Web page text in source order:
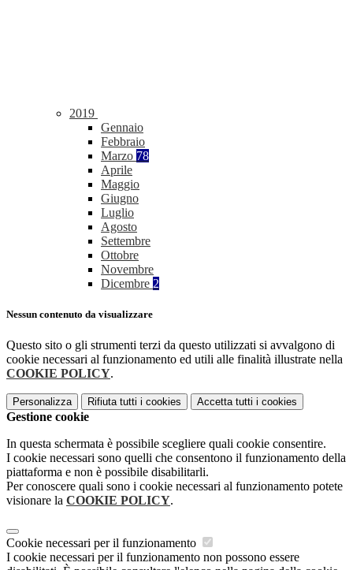
2019
Gennaio
Febbraio
Marzo 78
Aprile
Maggio
Giugno
Luglio
Agosto
Settembre
Ottobre
Novembre
Dicembre 2
Nessun contenuto da visualizzare
Questo sito o gli strumenti terzi da questo utilizzati si avvalgono di
cookie necessari al funzionamento ed utili alle finalità illustrate nella
COOKIE POLICY.
Personalizza Rifiuta tutti i cookies Accetta tutti i cookies
Gestione cookie
In questa schermata è possibile scegliere quali cookie consentire.
I cookie necessari sono quelli che consentono il funzionamento della
piattaforma e non è possibile disabilitarli.
Per conoscere quali sono i cookie necessari al funzionamento potete
visionare la COOKIE POLICY.
Cookie necessari per il funzionamento
I cookie necessari per il funzionamento non possono essere